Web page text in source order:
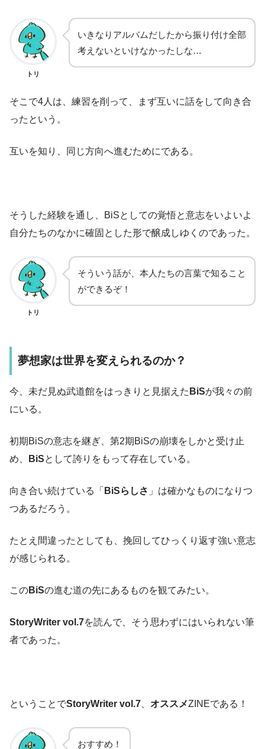
トリ
いきなりアルバムだしたから振り付け全部
考えないといけなかったしな…
そこで4人は、練習を削って、まず互いに話をして向き合
ったという。
互いを知り、同じ方向へ進むためにである。
そうした経験を通し、BiSとしての覚悟と意志をいよいよ
自分たちのなかに確固とした形で醸成しゆくのであった。
トリ
そういう話が、本人たちの言葉で知ること
ができるぞ！
夢想家は世界を変えられるのか？
今、未だ見ぬ武道館をはっきりと見据えた BiSが我々の前
にいる。
初期BiSの意志を継ぎ、第2期BiSの崩壊をしかと受け止
め、
BiSとして誇りをもって存在している。
向き合い続けている「 BiSらしさ 」は確かなものになりつ
つあるだろう。
たとえ間違ったとしても、挽回してひっくり返す強い意志
が感じられる。
このBiSの進む道の先にあるものを観てみたい。
StoryWriter vol.7を読んで、そう思わずにはいられない筆
者であった。
ということでStoryWriter vol.7 オススメZINEである！
おすすめ！